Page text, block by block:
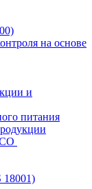
на основе
и
питания